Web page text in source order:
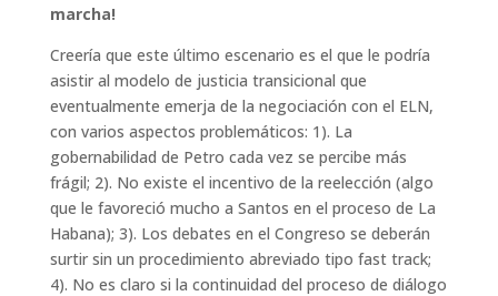
marcha!
Creería que este último escenario es el que le podría
asistir al modelo de justicia transicional que
eventualmente emerja de la negociación con el ELN,
con varios aspectos problemáticos: 1). La
gobernabilidad de Petro cada vez se percibe más
frágil; 2). No existe el incentivo de la reelección (algo
que le favoreció mucho a Santos en el proceso de La
Habana); 3). Los debates en el Congreso se deberán
surtir sin un procedimiento abreviado tipo fast track;
4). No es claro si la continuidad del proceso de diálogo